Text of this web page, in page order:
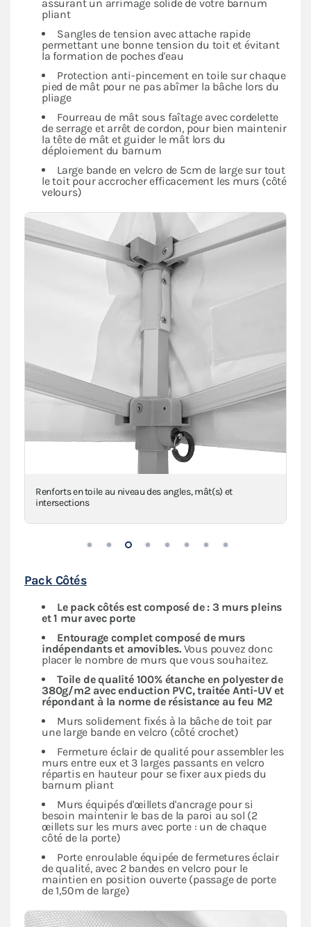
assurant un arrimage solide de votre barnum
pliant
Sangles de tension avec attache rapide
permettant une bonne tension du toit et évitant
la formation de poches d'eau
Protection anti-pincement en toile sur chaque
pied de mât pour ne pas abîmer la bâche lors du
pliage
Fourreau de mât sous faîtage avec cordelette
de serrage et arrêt de cordon, pour bien maintenir
la tête de mât et guider le mât lors du
déploiement du barnum
Large bande en velcro de 5cm de large sur tout
le toit pour accrocher efficacement les murs (côté
velours)
Renforts en toile au niveau des angles, mât(s) et
intersections
Pack Côtés
Le pack côtés est composé de : 3 murs pleins
et 1 mur avec porte
Entourage complet composé de murs
indépendantset amovibles. Vous pouvez donc
placer le nombre de murs que vous souhaitez.
Toile de qualité 100% étanche en polyester de
380g/m2 avec enduction PVC, traitée Anti-UV et
répondant à la norme de résistance au feu M2
Murs solidement fixés à la bâche de toit par
une large bande en velcro (côté crochet)
Fermeture éclair de qualité pour assembler les
murs entre eux et 3 larges passants en velcro
répartis en hauteur pour se fixer aux pieds du
barnum pliant
Murs équipés d'œillets d'ancrage pour si
besoin maintenir le bas de la paroi au sol (2
œillets sur les murs avec porte : un de chaque
côté de la porte)
Porte enroulable équipée de fermetures éclair
de qualité, avec 2 bandes en velcro pour le
maintien en position ouverte (passage de porte
de 1,50m de large)